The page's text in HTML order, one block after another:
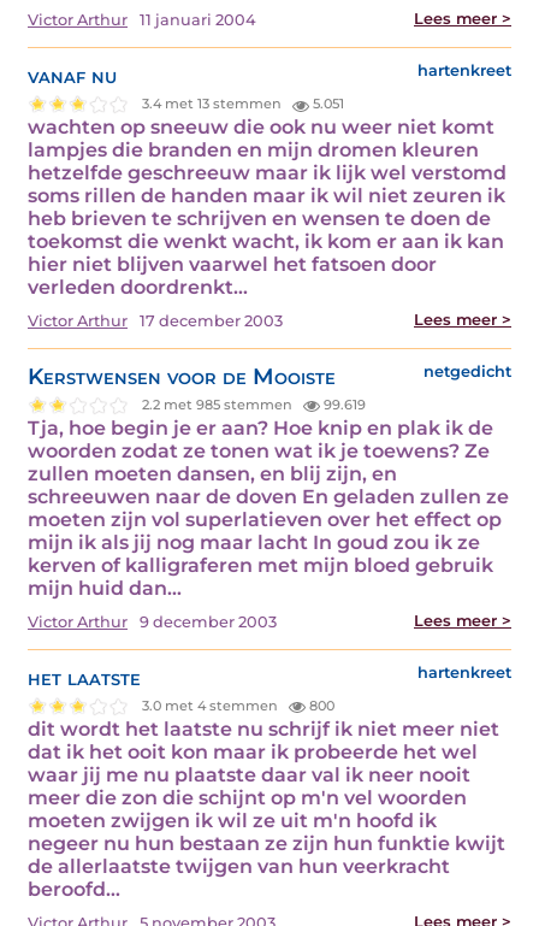
Victor Arthur 11 januari 2004 Lees meer >
vanaf nu hartenkreet
3.4 met 13 stemmen 5.051
wachten op sneeuw die ook nu weer niet komt
lampjes die branden en mijn dromen kleuren
hetzelfde geschreeuw maar ik lijk wel verstomd
soms rillen de handen maar ik wil niet zeuren ik
heb brieven te schrijven en wensen te doen de
toekomst die wenkt wacht, ik kom er aan ik kan
hier niet blijven vaarwel het fatsoen door
verleden doordrenkt…
Victor Arthur 17 december 2003 Lees meer >
Kerstwensen voor de Mooiste netgedicht
2.2 met 985 stemmen 99.619
Tja, hoe begin je er aan? Hoe knip en plak ik de
woorden zodat ze tonen wat ik je toewens? Ze
zullen moeten dansen, en blij zijn, en
schreeuwen naar de doven En geladen zullen ze
moeten zijn vol superlatieven over het effect op
mijn ik als jij nog maar lacht In goud zou ik ze
kerven of kalligraferen met mijn bloed gebruik
mijn huid dan…
Victor Arthur 9 december 2003 Lees meer >
het laatste hartenkreet
3.0 met 4 stemmen 800
dit wordt het laatste nu schrijf ik niet meer niet
dat ik het ooit kon maar ik probeerde het wel
waar jij me nu plaatste daar val ik neer nooit
meer die zon die schijnt op m'n vel woorden
moeten zwijgen ik wil ze uit m'n hoofd ik
negeer nu hun bestaan ze zijn hun funktie kwijt
de allerlaatste twijgen van hun veerkracht
beroofd…
Lees meer >